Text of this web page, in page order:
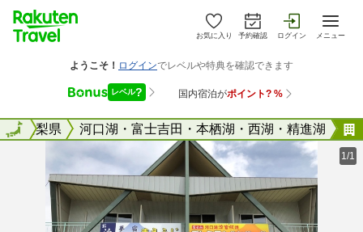
お気に入り 予約確認 ログイン メニュー
全国 山梨県 河口湖・富士吉田・本栖湖・西湖・精進湖
全国
1/1